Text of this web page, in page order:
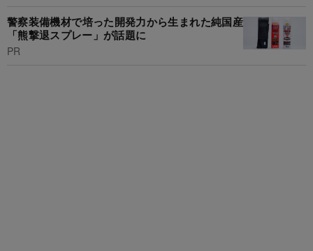
警察装備機材で培った開発力から生まれた純国産
「熊撃退スプレー」が話題に
PR